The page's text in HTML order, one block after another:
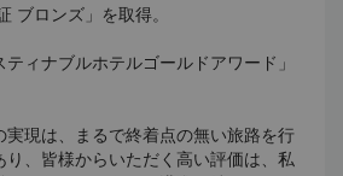
ブロンズ」を取得。
ィナブルホテルゴールドアワード」
現は、まるで終着点の無い旅路を行
り、皆様からいただく高い評価は、私